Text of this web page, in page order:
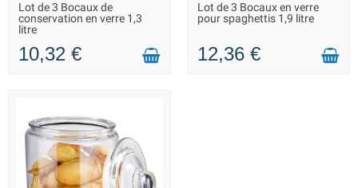
LIVRAISON 2 À 3 JOURS
Lot de 3 Bocaux de
conservation en verre 1,3
litre
10,32 €
LIVRAISON 2 À 3 JOURS
Lot de 3 Bocaux en verre
pour spaghettis 1,9 litre
12,36 €